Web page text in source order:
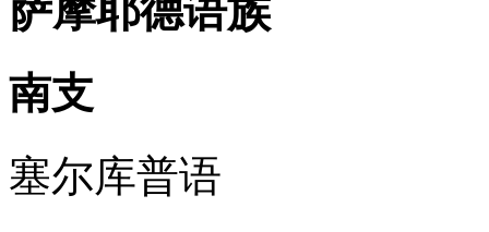
萨摩耶德语族
南支
塞尔库普语